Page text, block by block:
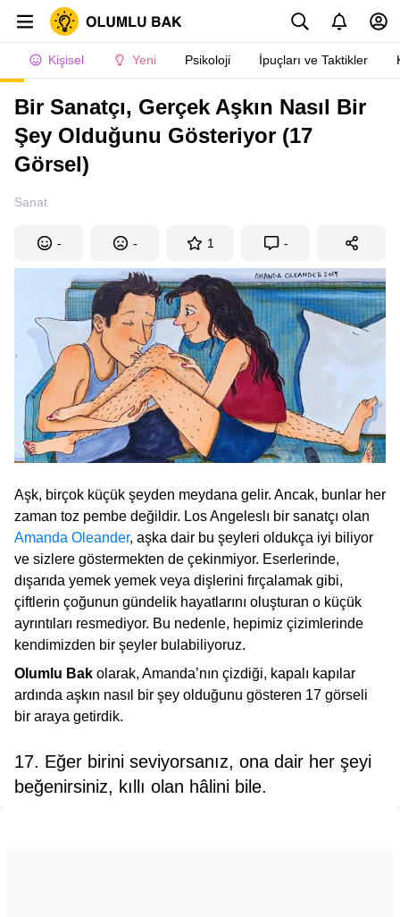
Kişisel Yeni Psikoloji İpuçları ve Taktikler
Bir Sanatçı, Gerçek Aşkın Nasıl Bir
Şey Olduğunu Gösteriyor (17
Görsel)
Sanat
- - 1 -
Aşk, birçok küçük şeyden meydana gelir. Ancak, bunlar her
zaman toz pembe değildir. Los Angeleslı bir sanatçı olan
Amanda Oleander, aşka dair bu şeyleri oldukça iyi biliyor
ve sizlere göstermekten de çekinmiyor. Eserlerinde,
dışarıda yemek yemek veya dişlerini fırçalamak gibi,
çiftlerin çoğunun gündelik hayatlarını oluşturan o küçük
ayrıntıları resmediyor. Bu nedenle, hepimiz çizimlerinde
kendimizden bir şeyler bulabiliyoruz.
Olumlu Bak olarak, Amanda’nın çizdiği, kapalı kapılar
ardında aşkın nasıl bir şey olduğunu gösteren 17 görseli
bir araya getirdik.
17. Eğer birini seviyorsanız, ona dair her şeyi
beğenirsiniz, kıllı olan hâlini bile.